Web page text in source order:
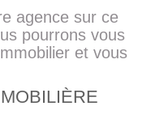
agence sur ce
pourrons vous
et vous